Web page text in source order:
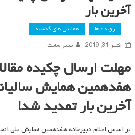
آخرین بار
رویدادها همایش های گذشته
اکتبر 31, 2019 مدیر سایت
مهلت ارسال چکیده
هفدهمین همایش
آخرین بار تمدید شد!
بر اساس اعلام دبیرخانه هفدهمین همایش ملی